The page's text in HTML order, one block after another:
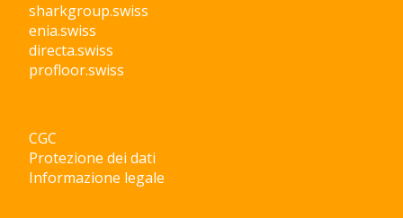
sharkgroup.swiss
enia.swiss
directa.swiss
profloor.swiss
CGC
Protezione dei dati
Informazione legale